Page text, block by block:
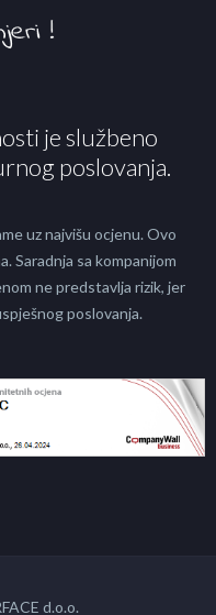
je službeno
poslovanja.
uz najvišu ocjenu. Ovo
Saradnja sa kompanijom
ne predstavlja rizik, jer
poslovanja.
d.o.o.